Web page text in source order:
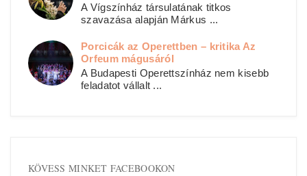
A Vígszínház társulatának titkos
szavazása alapján Márkus ...
Porcicák az Operettben – kritika Az
Orfeum mágusáról
A Budapesti Operettszínház nem kisebb
feladatot vállalt ...
KÖVESS MINKET FACEBOOKON